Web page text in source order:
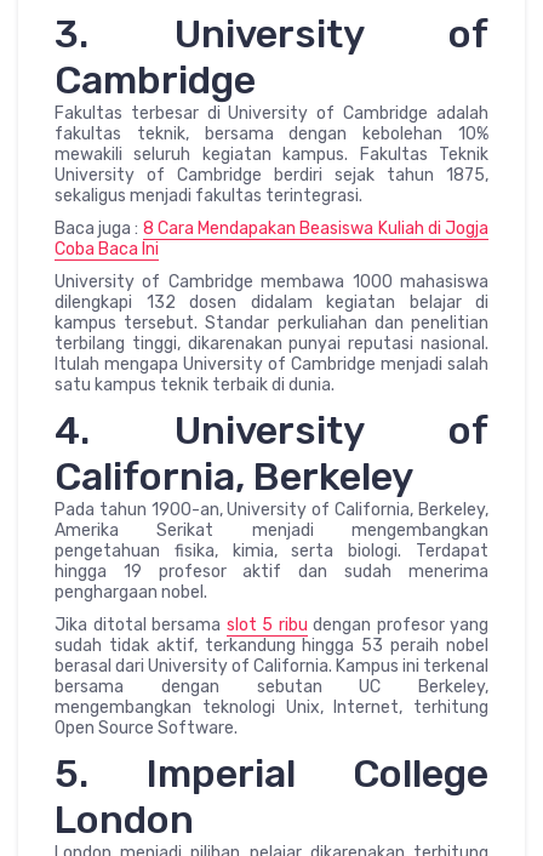
3. University of
Cambridge
Fakultas terbesar di University of Cambridge adalah
fakultas teknik, bersama dengan kebolehan 10%
mewakili seluruh kegiatan kampus. Fakultas Teknik
University of Cambridge berdiri sejak tahun 1875,
sekaligus menjadi fakultas terintegrasi.
Baca juga : 8 Cara Mendapakan Beasiswa Kuliah di Jogja
Coba Baca Ini
University of Cambridge membawa 1000 mahasiswa
dilengkapi 132 dosen didalam kegiatan belajar di
kampus tersebut. Standar perkuliahan dan penelitian
terbilang tinggi, dikarenakan punyai reputasi nasional.
Itulah mengapa University of Cambridge menjadi salah
satu kampus teknik terbaik di dunia.
4. University of
California, Berkeley
Pada tahun 1900-an, University of California, Berkeley,
Amerika Serikat menjadi mengembangkan
pengetahuan fisika, kimia, serta biologi. Terdapat
hingga 19 profesor aktif dan sudah menerima
penghargaan nobel.
Jika ditotal bersama slot 5 ribu dengan profesor yang
sudah tidak aktif, terkandung hingga 53 peraih nobel
berasal dari University of California. Kampus ini terkenal
bersama dengan sebutan UC Berkeley,
mengembangkan teknologi Unix, Internet, terhitung
Open Source Software.
5. Imperial College
London